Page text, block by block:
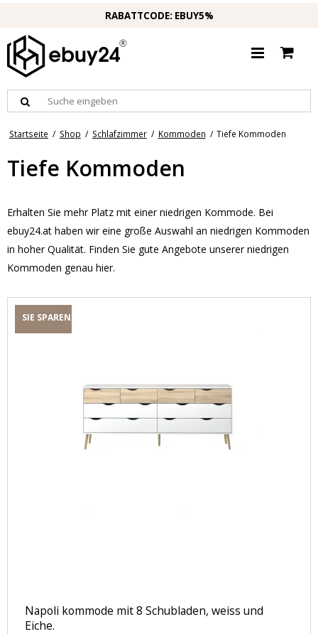
RABATTCODE: EBUY5%
Startseite / Shop / Schlafzimmer / Kommoden / Tiefe Kommoden
Tiefe Kommoden
Erhalten Sie mehr Platz mit einer niedrigen Kommode. Bei
ebuy24.at haben wir eine große Auswahl an niedrigen Kommoden
in hoher Qualität. Finden Sie gute Angebote unserer niedrigen
Kommoden genau hier.
SIE SPAREN
Napoli kommode mit 8 Schubladen, weiss und
Eiche.